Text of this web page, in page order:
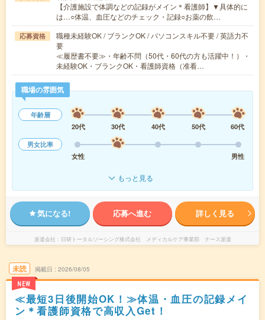
【介護施設で体調などの記録がメイン＊看護師】▼具体的に
は…○体温、血圧などのチェック・記録○お薬の飲…
応募資格
職種未経験OK / ブランクOK / パソコンスキル不要 / 英語力不
要
≪履歴書不要≫・年齢不問（50代・60代の方も活躍中！）・
未経験OK・ブランクOK・看護師資格（准看…
職場の雰囲気
年齢層
20代
30代 40代 50代
60代
男女比率
女性
男性
もっと見る
気になる! 応募へ進む 詳しく見る
派遣会社 日研トータルソーシング株式会社 メディカルケア事業部 ナース派遣
未読
NEW
掲載日 2026/08/05
≪最短3日後開始OK！≫体温・血圧の記録メイ
ン＊看護師資格で高収入Get！